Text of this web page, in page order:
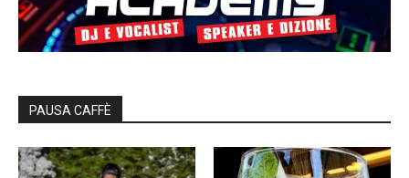
PAUSA CAFFÈ